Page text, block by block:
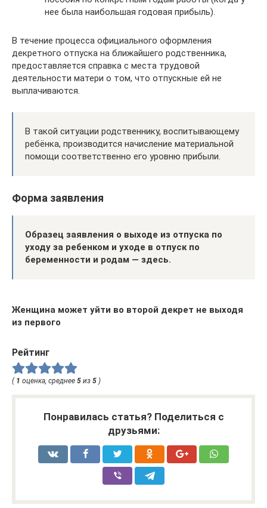
нее была наибольшая годовая прибыль).
В течение процесса официального оформления
декретного отпуска на ближайшего родственника,
предоставляется справка с места трудовой
деятельности матери о том, что отпускные ей не
выплачиваются.
В такой ситуации родственнику, воспитывающему
ребёнка, производится начисление материальной
помощи соответственно его уровню прибыли.
Форма заявления
Образец заявления о выходе из отпуска по
уходу за ребенком и уходе в отпуск по
беременности и родам — здесь.
Женщина может уйти во второй декрет не выходя
из первого
Рейтинг
( 1 оценка, среднее 5 из 5 )
Понравилась статья? Поделиться с
друзьями: